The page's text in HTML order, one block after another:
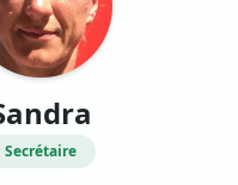
Secrétaire